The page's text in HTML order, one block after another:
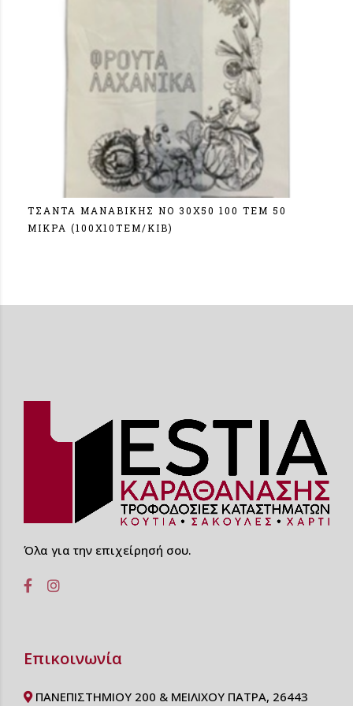
ΤΣΑΝΤΑ ΜΑΝΑΒΙΚΗΣ ΝΟ 30Χ50 100 ΤΕΜ 50
MIΚΡΑ (100Χ10ΤΕΜ/ΚΙΒ)
Όλα για την επιχείρησή σου.
Επικοινωνία
ΠΑΝΕΠΙΣΤΗΜΙΟΥ 200 & ΜΕΙΛΙΧΟΥ ΠΑΤΡΑ, 26443